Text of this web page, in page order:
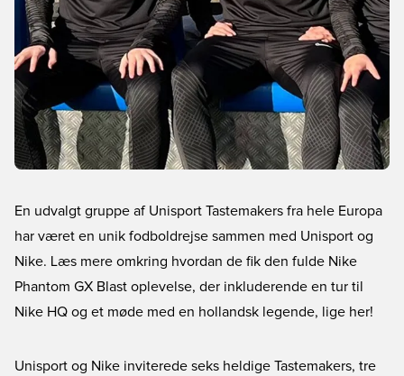
En udvalgt gruppe af Unisport Tastemakers fra hele Europa
har været en unik fodboldrejse sammen med Unisport og
Nike. Læs mere omkring hvordan de fik den fulde Nike
Phantom GX Blast oplevelse, der inkluderende en tur til
Nike HQ og et møde med en hollandsk legende, lige her!
Unisport og Nike inviterede seks heldige Tastemakers, tre